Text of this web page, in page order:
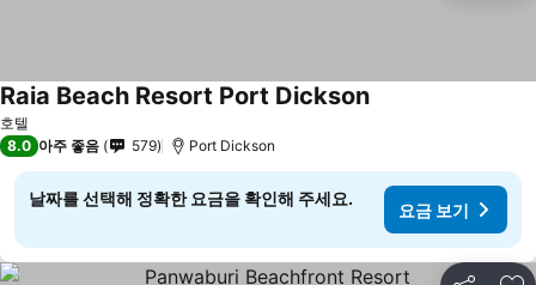
호텔
Raia Beach Resort Port Dickson
8.0 아주 좋음 579 Port Dickson
날짜를 선택해 정확한 요금을 확인해 주세요.
요금 보기